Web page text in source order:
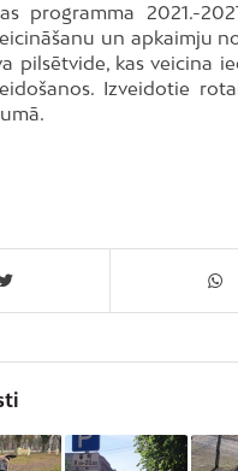
programma 2021.-
un apkaimju
pilsētvide, kas veicina
Izveidotie